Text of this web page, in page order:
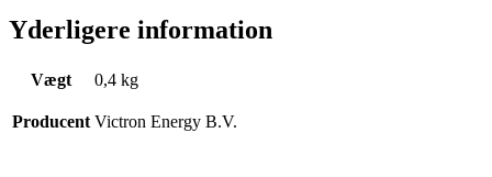
Yderligere information
Vægt 0,4 kg
Producent Victron Energy B.V.